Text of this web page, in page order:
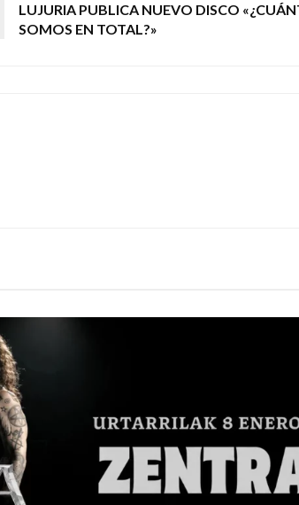
LUJURIA PUBLICA NUEVO DISCO
SOMOS EN TOTAL?»